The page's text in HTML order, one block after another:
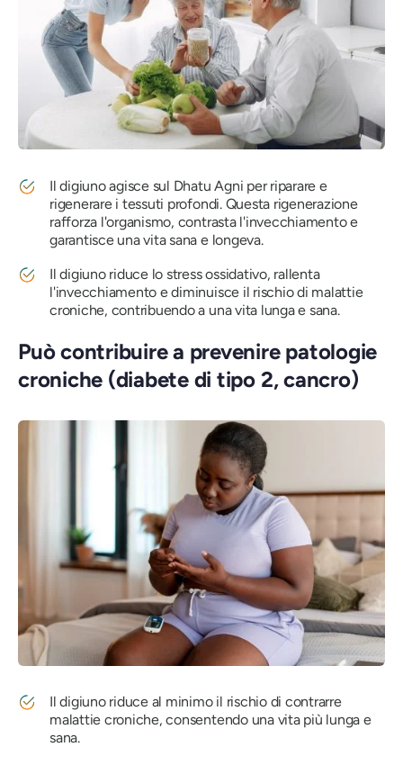
Il digiuno agisce sul Dhatu Agni per riparare e
rigenerare i tessuti profondi. Questa rigenerazione
rafforza l'organismo, contrasta l'invecchiamento e
garantisce una vita sana e longeva.
Il digiuno riduce lo stress ossidativo, rallenta
l'invecchiamento e diminuisce il rischio di malattie
croniche, contribuendo a una vita lunga e sana.
Può contribuire a prevenire patologie
croniche (diabete di tipo 2, cancro)
Il digiuno riduce al minimo il rischio di contrarre
malattie croniche, consentendo una vita più lunga e
sana.